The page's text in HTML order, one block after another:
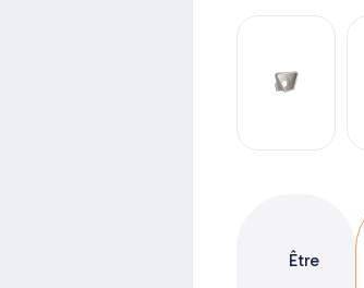
Être